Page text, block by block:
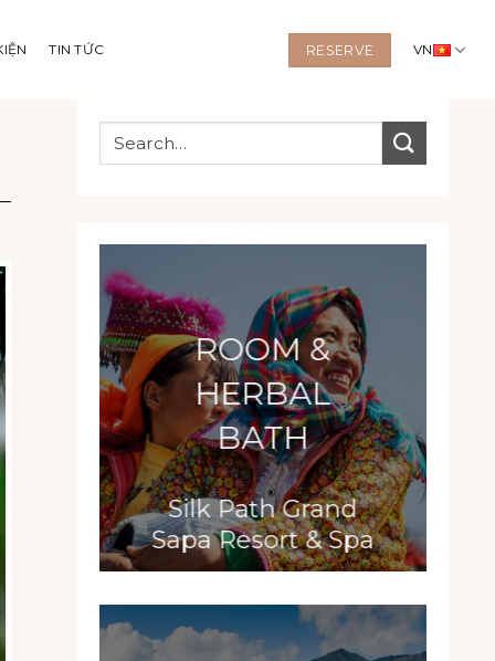
TIN TỨC RESERVE VN
ROOM &
HERBAL
BATH
Silk Path Grand
Sapa Resort & Spa